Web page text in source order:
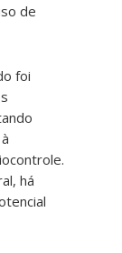
de
foi
há